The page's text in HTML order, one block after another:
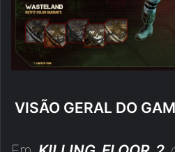
VISÃO GERAL DO